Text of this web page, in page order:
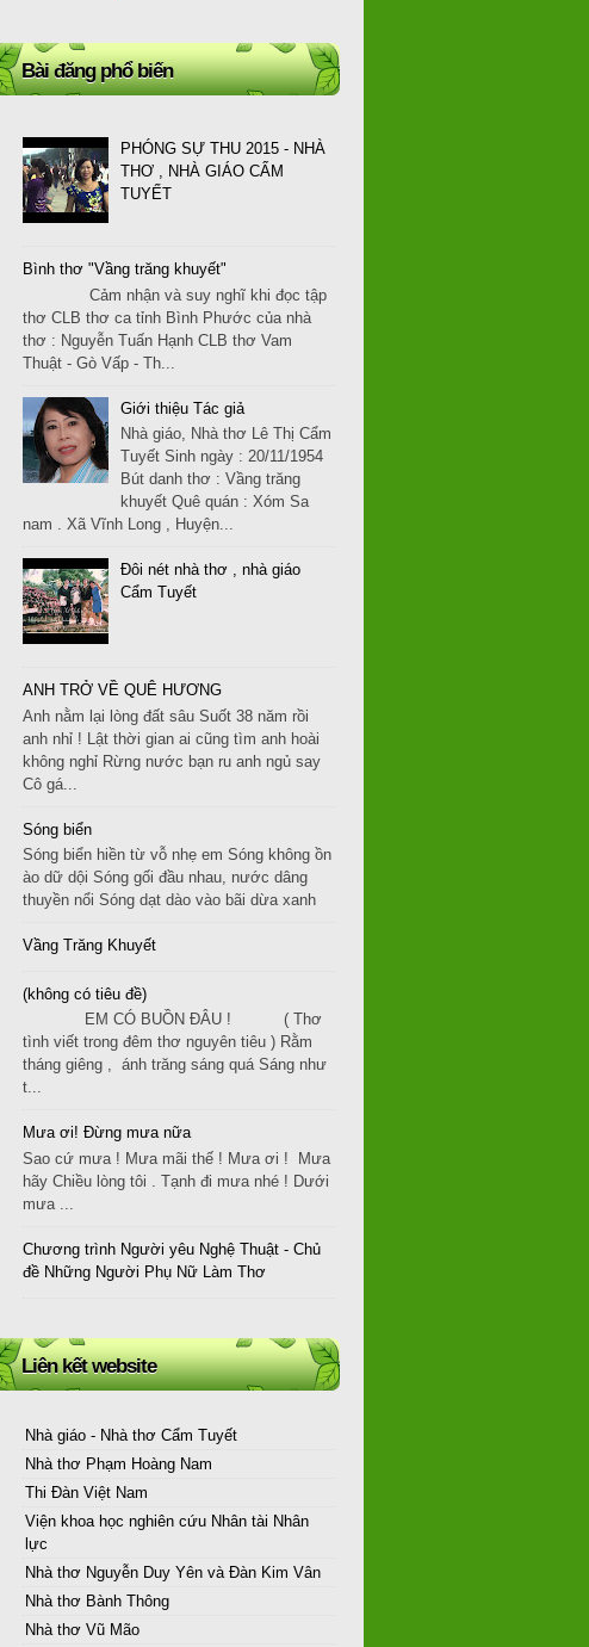
Bài đăng phổ biến
PHÓNG SỰ THU 2015 - NHÀ
THƠ , NHÀ GIÁO CẨM
TUYẾT
Bình thơ "Vầng trăng khuyết"
Cảm nhận và suy nghĩ khi đọc tập
thơ CLB thơ ca tỉnh Bình Phước của nhà
thơ : Nguyễn Tuấn Hạnh CLB thơ Vam
Thuật - Gò Vấp - Th...
Giới thiệu Tác giả
Nhà giáo, Nhà thơ Lê Thị Cẩm
Tuyết Sinh ngày : 20/11/1954
Bút danh thơ : Vầng trăng
khuyết Quê quán : Xóm Sa
nam . Xã Vĩnh Long , Huyện...
Đôi nét nhà thơ , nhà giáo
Cẩm Tuyết
ANH TRỞ VỀ QUÊ HƯƠNG
Anh nằm lại lòng đất sâu Suốt 38 năm rồi
anh nhỉ ! Lật thời gian ai cũng tìm anh hoài
không nghỉ Rừng nước bạn ru anh ngủ say
Cô gá...
Sóng biển
Sóng biển hiền từ vỗ nhẹ em Sóng không ồn
ào dữ dội Sóng gối đầu nhau, nước dâng
thuyền nổi Sóng dạt dào vào bãi dừa xanh
Vầng Trăng Khuyết
(không có tiêu đề)
EM CÓ BUỒN ĐÂU ! ( Thơ
tình viết trong đêm thơ nguyên tiêu ) Rằm
tháng giêng , ánh trăng sáng quá Sáng như
t...
Mưa ơi! Đừng mưa nữa
Sao cứ mưa ! Mưa mãi thế ! Mưa ơi ! Mưa
hãy Chiều lòng tôi . Tạnh đi mưa nhé ! Dưới
mưa ...
Chương trình Người yêu Nghệ Thuật - Chủ
đề Những Người Phụ Nữ Làm Thơ
Liên kết website
Nhà giáo - Nhà thơ Cẩm Tuyết
Nhà thơ Phạm Hoàng Nam
Thi Đàn Việt Nam
Viện khoa học nghiên cứu Nhân tài Nhân
lực
Nhà thơ Nguyễn Duy Yên và Đàn Kim Vân
Nhà thơ Bành Thông
Nhà thơ Vũ Mão